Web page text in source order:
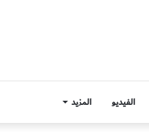
الفيديو المزيد